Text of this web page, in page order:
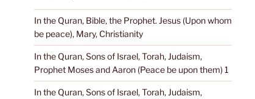
In the Quran, Bible, the Prophet. Jesus (Upon whom
be peace), Mary, Christianity
In the Quran, Sons of Israel, Torah, Judaism,
Prophet Moses and Aaron (Peace be upon them) 1
In the Quran, Sons of Israel, Torah, Judaism,